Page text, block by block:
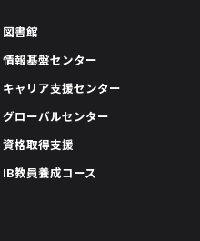
図書館
情報基盤センター
キャリア支援センター
グローバルセンター
資格取得支援
IB教員養成コース